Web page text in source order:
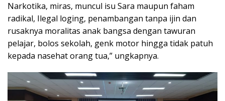
Narkotika, miras, muncul isu Sara maupun faham
radikal, Ilegal loging, penambangan tanpa ijin dan
rusaknya moralitas anak bangsa dengan tawuran
pelajar, bolos sekolah, genk motor hingga tidak patuh
kepada nasehat orang tua,” ungkapnya.